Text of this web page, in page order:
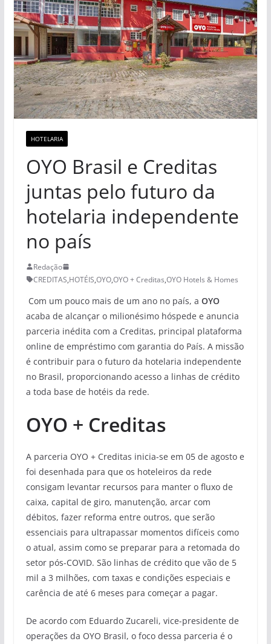
HOTELARIA
OYO Brasil e Creditas
juntas pelo futuro da
hotelaria independente
no país
Redação
CREDITAS,HOTÉIS,OYO,OYO + Creditas,OYO Hotels & Homes
Com um pouco mais de um ano no país, a OYO
acaba de alcançar o milionésimo hóspede e anuncia
parceria inédita com a Creditas, principal plataforma
online de empréstimo com garantia do País. A missão
é contribuir para o futuro da hotelaria independente
no Brasil, proporcionando acesso a linhas de crédito
a toda base de hotéis da rede.
OYO + Creditas
A parceria OYO + Creditas inicia-se em 05 de agosto e
foi desenhada para que os hoteleiros da rede
consigam levantar recursos para manter o fluxo de
caixa, capital de giro, manutenção, arcar com
débitos, fazer reforma entre outros, que serão
essenciais para ultrapassar momentos difíceis como
o atual, assim como se preparar para a retomada do
setor pós-COVID. São linhas de crédito que vão de 5
mil a 3 milhões, com taxas e condições especiais e
carência de até 6 meses para começar a pagar.
De acordo com Eduardo Zucareli, vice-presidente de
operações da OYO Brasil, o foco dessa parceria é o